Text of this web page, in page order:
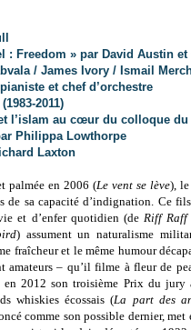
: Freedom » par David Austin et
/ James Ivory / Ismail
et chef d’orchestre
2011)
l’islam au cœur du colloque
Philippa Lowthorpe
Laxton
palmée en 2006 (Le vent se lève), le
de sa capacité d’indignation. Ce
et d’enfer quotidien (deRiff Raff
) assument un naturalisme
fraîcheur et le même humour
amateurs – qu’il filme à fleur de
2012 son troisième Prix du jury
whiskies écossais (La part des
comme son possible dernier, met